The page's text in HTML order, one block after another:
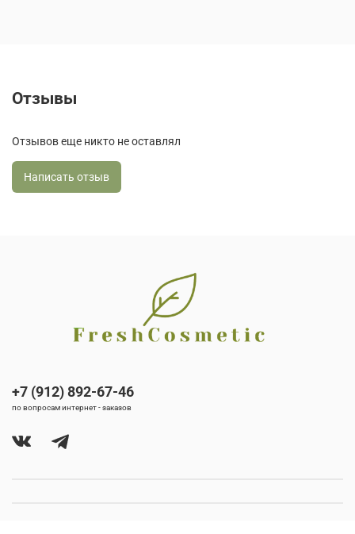
Отзывы
Отзывов еще никто не оставлял
Написать отзыв
+7 (912) 892-67-46
по вопросам интернет - заказов